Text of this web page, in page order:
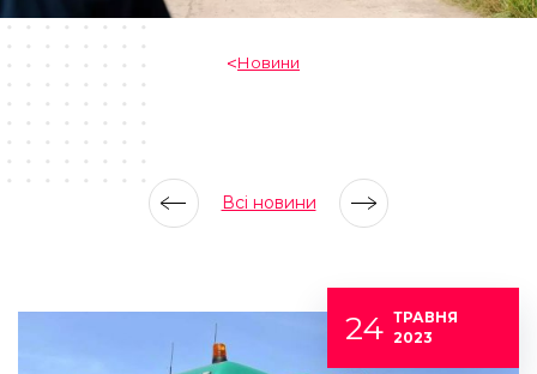
Новини
Всі новини
24 ТРАВНЯ
2023